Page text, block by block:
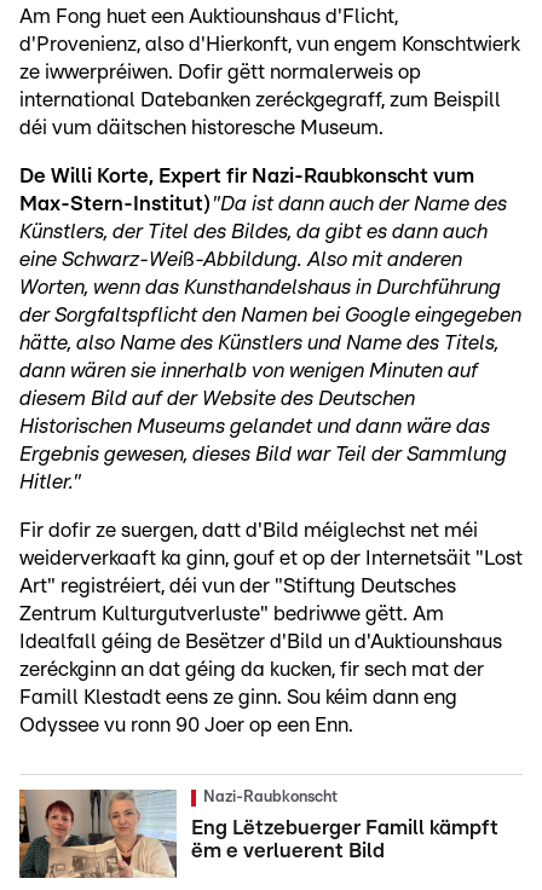
Am Fong huet een Auktiounshaus d'Flicht,
d'Provenienz, also d'Hierkonft, vun engem Konschtwierk
ze iwwerpréiwen. Dofir gëtt normalerweis op
international Datebanken zeréckgegraff, zum Beispill
déi vum däitschen historesche Museum.
De Willi Korte, Expert fir Nazi-Raubkonscht vum
Max-Stern-Institut) "Da ist dann auch der Name des
Künstlers, der Titel des Bildes, da gibt es dann auch
eine Schwarz-Weiß-Abbildung. Also mit anderen
Worten, wenn das Kunsthandelshaus in Durchführung
der Sorgfaltspflicht den Namen bei Google eingegeben
hätte, also Name des Künstlers und Name des Titels,
dann wären sie innerhalb von wenigen Minuten auf
diesem Bild auf der Website des Deutschen
Historischen Museums gelandet und dann wäre das
Ergebnis gewesen, dieses Bild war Teil der Sammlung
Hitler."
Fir dofir ze suergen, datt d'Bild méiglechst net méi
weiderverkaaft ka ginn, gouf et op der Internetsäit "Lost
Art" registréiert, déi vun der "Stiftung Deutsches
Zentrum Kulturgutverluste" bedriwwe gëtt. Am
Idealfall géing de Besëtzer d'Bild un d'Auktiounshaus
zeréckginn an dat géing da kucken, fir sech mat der
Famill Klestadt eens ze ginn. Sou kéim dann eng
Odyssee vu ronn 90 Joer op een Enn.
Nazi-Raubkonscht
Eng Lëtzebuerger Famill kämpft
ëm e verluerent Bild